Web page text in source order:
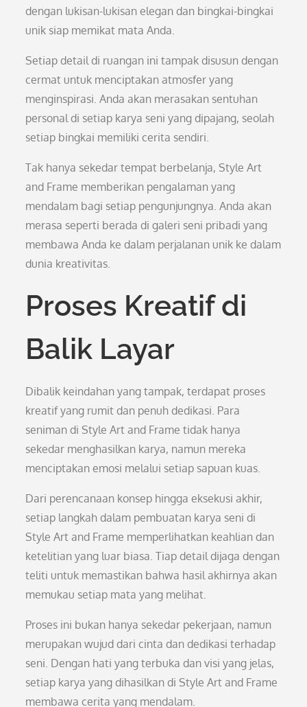
dengan lukisan-lukisan elegan dan bingkai-bingkai
unik siap memikat mata Anda.
Setiap detail di ruangan ini tampak disusun dengan
cermat untuk menciptakan atmosfer yang
menginspirasi. Anda akan merasakan sentuhan
personal di setiap karya seni yang dipajang, seolah
setiap bingkai memiliki cerita sendiri.
Tak hanya sekedar tempat berbelanja, Style Art
and Frame memberikan pengalaman yang
mendalam bagi setiap pengunjungnya. Anda akan
merasa seperti berada di galeri seni pribadi yang
membawa Anda ke dalam perjalanan unik ke dalam
dunia kreativitas.
Proses Kreatif di
Balik Layar
Dibalik keindahan yang tampak, terdapat proses
kreatif yang rumit dan penuh dedikasi. Para
seniman di Style Art and Frame tidak hanya
sekedar menghasilkan karya, namun mereka
menciptakan emosi melalui setiap sapuan kuas.
Dari perencanaan konsep hingga eksekusi akhir,
setiap langkah dalam pembuatan karya seni di
Style Art and Frame memperlihatkan keahlian dan
ketelitian yang luar biasa. Tiap detail dijaga dengan
teliti untuk memastikan bahwa hasil akhirnya akan
memukau setiap mata yang melihat.
Proses ini bukan hanya sekedar pekerjaan, namun
merupakan wujud dari cinta dan dedikasi terhadap
seni. Dengan hati yang terbuka dan visi yang jelas,
setiap karya yang dihasilkan di Style Art and Frame
membawa cerita yang mendalam.